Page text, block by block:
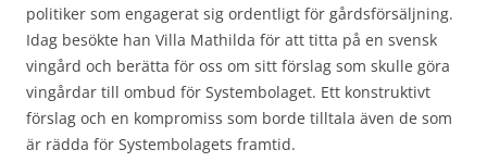
politiker som engagerat sig ordentligt för gårdsförsäljning.
Idag besökte han Villa Mathilda för att titta på en svensk
vingård och berätta för oss om sitt förslag som skulle göra
vingårdar till ombud för Systembolaget. Ett konstruktivt
förslag och en kompromiss som borde tilltala även de som
är rädda för Systembolagets framtid.